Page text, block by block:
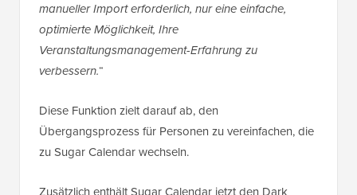
manueller Import erforderlich, nur eine einfache,
optimierte Möglichkeit, Ihre
Veranstaltungsmanagement-Erfahrung zu
verbessern.“
Diese Funktion zielt darauf ab, den
Übergangsprozess für Personen zu vereinfachen, die
zu Sugar Calendar wechseln.
Zusätzlich enthält Sugar Calendar jetzt den Dark